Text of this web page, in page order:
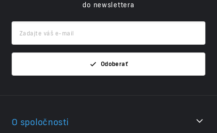
do newslettera
Odoberať
O spoločnosti